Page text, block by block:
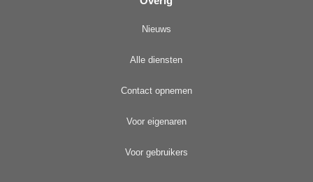
Nieuws
Alle diensten
Contact opnemen
Voor eigenaren
Voor gebruikers